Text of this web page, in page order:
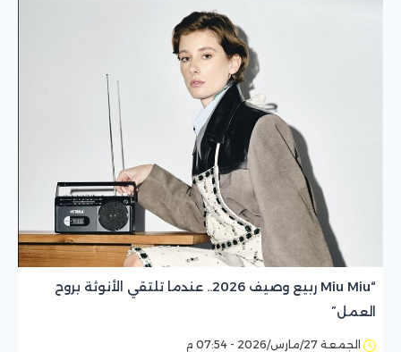
“Miu Miu ربيع وصيف 2026.. عندما تلتقي الأنوثة بروح
العمل”
الجمعة 27/مارس/2026 - 07:54 م